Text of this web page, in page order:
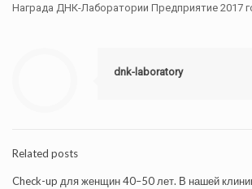
Награда ДНК-Лаборатории Предприятие 2017
dnk-laboratory
Related posts
Check-up для женщин 40–50 лет. В нашей